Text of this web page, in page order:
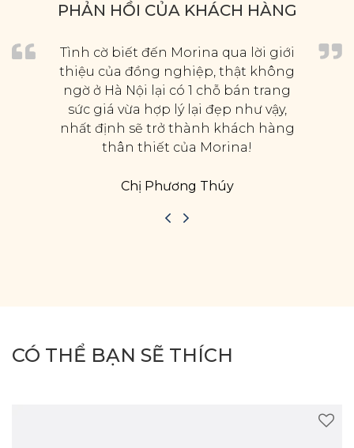
PHẢN HỒI CỦA KHÁCH HÀNG
Tình cờ biết đến Morina qua lời giới
thiệu của đồng nghiệp, thật không
ngờ ở Hà Nội lại có 1 chỗ bán trang
sức giá vừa hợp lý lại đẹp như vậy,
nhất định sẽ trở thành khách hàng
thân thiết của Morina!
Chị Phương Thúy
CÓ THỂ BẠN SẼ THÍCH